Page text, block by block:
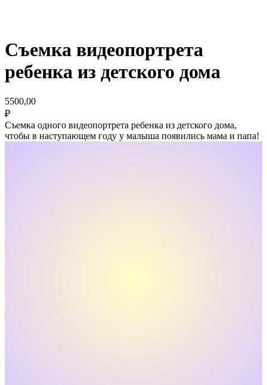
Съемка видеопортрета
ребенка из детского дома
5500,00
₽
Съемка одного видеопортрета ребенка из детского дома,
чтобы в наступающем году у малыша появились мама и папа!